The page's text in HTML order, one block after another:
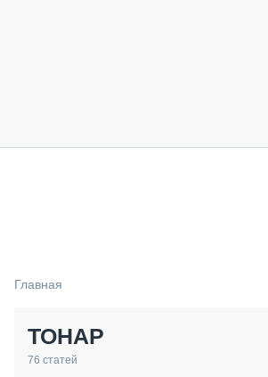
ТЕХНИКА КРУПНЫМ ПЛАНОМ
ИСПЫТАТЕЛИ
Главная
ТОНАР
76 статей